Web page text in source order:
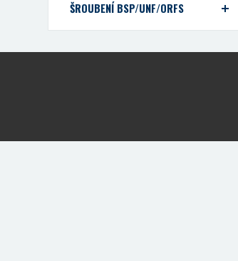
ŠROUBENÍ BSP/UNF/ORFS